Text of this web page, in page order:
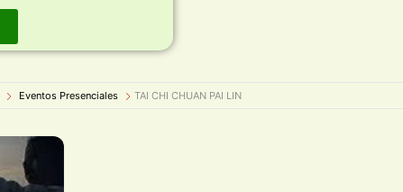
Eventos Presenciales TAI CHI CHUAN PAI LIN